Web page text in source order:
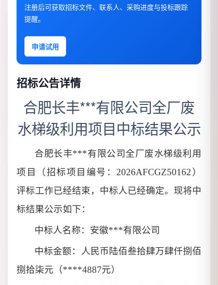
注册后可获取招标文件、联系人、采购进度与投标跟踪
提醒。
申请试用
招标公告详情
合肥长丰***有限公司全厂废
水梯级利用项目中标结果公示
合肥长丰***有限公司全厂废水梯级利用
项目（招标项目编号：2026AFCGZ50162）
评标工作已经结束，中标人已经确定。现将中
标结果公示如下：
中标人名称：安徽***有限公司
中标金额：人民币陆佰叁拾肆万肆仟捌佰
捌拾柒元（****4887元）